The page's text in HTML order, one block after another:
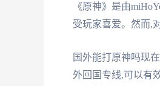
《原神》是由
受玩家喜爱。然而,
国外能打原神吗现
外回国专线,可以有